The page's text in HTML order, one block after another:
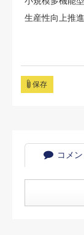
生産性向上推
保存
コメン